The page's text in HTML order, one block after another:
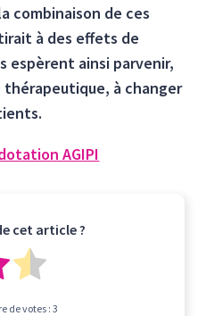
combinaison de ces
à des effets de
espèrent ainsi parvenir,
à changer
AGIPI
cet article ?
de votes :3